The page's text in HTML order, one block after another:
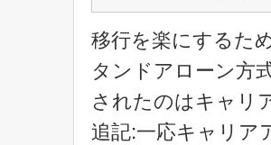
移行を楽にするた
タンドアローン方
されたのはキャリ
追記:一応キャリア